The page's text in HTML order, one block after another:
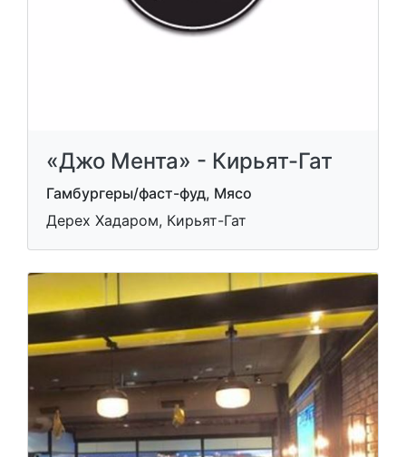
«Джо Мента» - Кирьят-Гат
Гамбургеры/фаст-фуд, Мясо
Дерех Хадаром, Кирьят-Гат